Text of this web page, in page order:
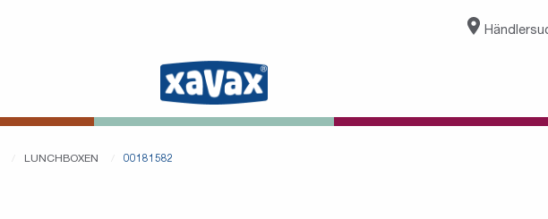
LUNCHBOXEN 00181582